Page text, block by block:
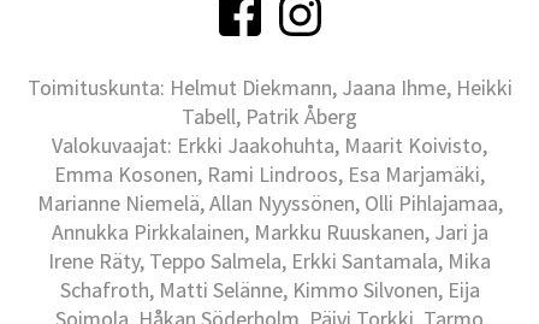
Toimituskunta: Helmut Diekmann, Jaana Ihme, Heikki
Tabell, Patrik Åberg
Valokuvaajat: Erkki Jaakohuhta, Maarit Koivisto,
Emma Kosonen, Rami Lindroos, Esa Marjamäki,
Marianne Niemelä, Allan Nyyssönen, Olli Pihlajamaa,
Annukka Pirkkalainen, Markku Ruuskanen, Jari ja
Irene Räty, Teppo Salmela, Erkki Santamala, Mika
Schafroth, Matti Selänne, Kimmo Silvonen, Eija